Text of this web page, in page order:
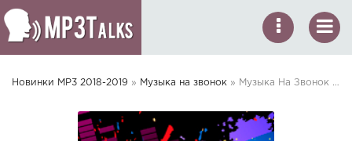
Новинки MP3 2018-2019 » Музыка на звонок » Музыка На Звонок - Мари Краймбрери - Я Люблю Тебя (Рингтон)